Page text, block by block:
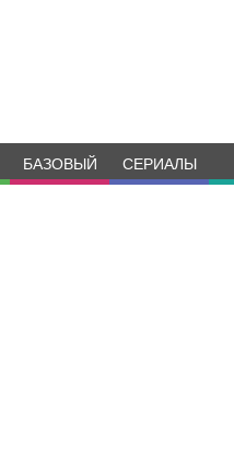
БАЗОВЫЙ СЕРИАЛЫ